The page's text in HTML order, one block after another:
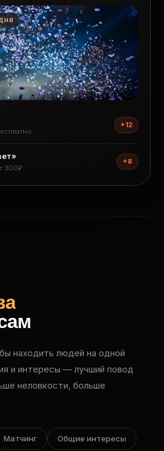
+12
300₽
+8
находить людей на одной
и интересы — лучший повод
неловкости, больше
Матчинг Общие интересы